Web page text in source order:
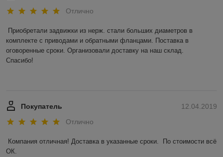
Отлично
Приобретали задвижки из нерж. стали больших диаметров в
комплекте с приводами и обратными фланцами. Поставка в
оговоренные сроки. Организовали доставку на наш склад.
Спасибо!
12.04.2019
Покупатель
Отлично
Компания отличная! Доставка в указанные сроки.  По стоимости всё
ОК.